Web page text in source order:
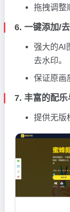
拖拽调整
6. 一键添加/
强大的AI
去水印。
保证原画
7. 丰富的配乐
提供无版